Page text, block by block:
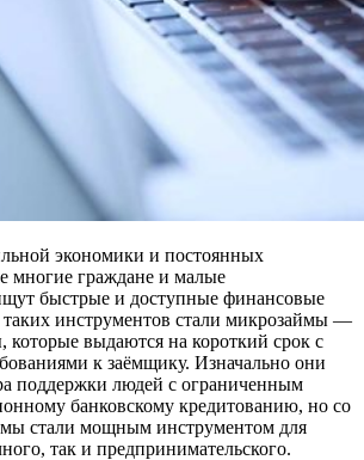
экономики и постоянных
многие граждане и малые
быстрые и доступные финансовые
инструментов стали микрозаймы —
которые выдаются на короткий срок с
к заёмщику. Изначально они
поддержки людей с ограниченным
банковскому кредитованию, но со
стали мощным инструментом для
так и предпринимательского.